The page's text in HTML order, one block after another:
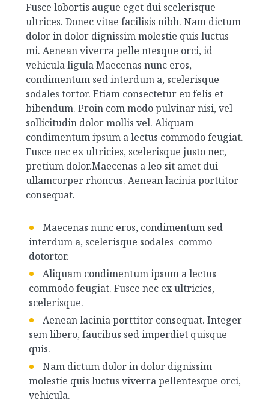
Fusce lobortis augue eget dui scelerisque
ultrices. Donec vitae facilisis nibh. Nam dictum
dolor in dolor dignissim molestie quis luctus
mi. Aenean viverra pelle ntesque orci, id
vehicula ligula Maecenas nunc eros,
condimentum sed interdum a, scelerisque
sodales tortor. Etiam consectetur eu felis et
bibendum. Proin com modo pulvinar nisi, vel
sollicitudin dolor mollis vel. Aliquam
condimentum ipsum a lectus commodo feugiat.
Fusce nec ex ultricies, scelerisque justo nec,
pretium dolor.Maecenas a leo sit amet dui
ullamcorper rhoncus. Aenean lacinia porttitor
consequat.
Maecenas nunc eros, condimentum sed
interdum a, scelerisque sodales commo
dotortor.
Aliquam condimentum ipsum a lectus
commodo feugiat. Fusce nec ex ultricies,
scelerisque.
Aenean lacinia porttitor consequat. Integer
sem libero, faucibus sed imperdiet quisque
quis.
Nam dictum dolor in dolor dignissim
molestie quis luctus viverra pellentesque orci,
vehicula.